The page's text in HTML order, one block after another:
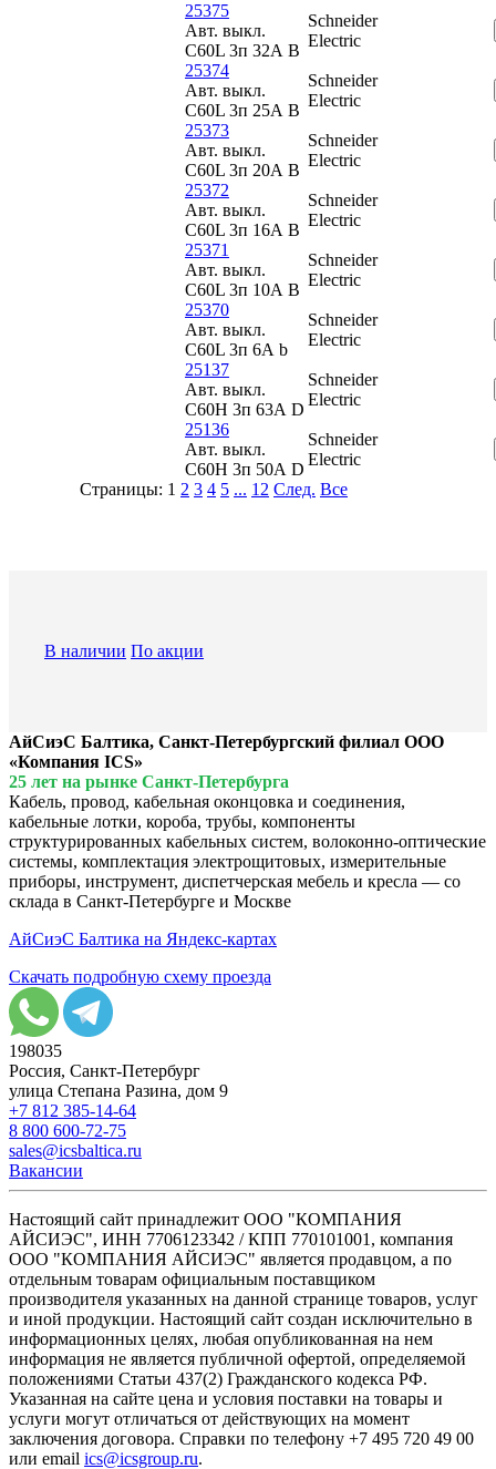
25375
Авт. выкл.
C60L 3п 32А B
Schneider
Electric
25374
Авт. выкл.
C60L 3п 25А B
Schneider
Electric
25373
Авт. выкл.
C60L 3п 20А B
Schneider
Electric
25372
Авт. выкл.
C60L 3п 16А B
Schneider
Electric
25371
Авт. выкл.
C60L 3п 10А B
Schneider
Electric
25370
Авт. выкл.
C60L 3п 6А b
Schneider
Electric
25137
Авт. выкл.
C60H 3п 63А D
Schneider
Electric
25136
Авт. выкл.
C60H 3п 50А D
Schneider
Electric
Страницы: 1 2 3 4 5 ... 12 След. Все
В наличии По акции
АйСиэС Балтика, Санкт-Петербургский филиал ООО
«Компания ICS»
25 лет на рынке Санкт-Петербурга
Кабель, провод, кабельная оконцовка и соединения,
кабельные лотки, короба, трубы, компоненты
структурированных кабельных систем, волоконно-оптические
системы, комплектация электрощитовых, измерительные
приборы, инструмент, диспетчерская мебель и кресла — со
склада в Санкт-Петербурге и Москве
АйСиэС Балтика на Яндекс-картах
Скачать подробную схему проезда
198035
Россия, Санкт-Петербург
улица Степана Разина, дом 9
+7 812 385-14-64
8 800 600-72-75
sales@icsbaltica.ru
Вакансии
Настоящий сайт принадлежит ООО "КОМПАНИЯ
АЙСИЭС", ИНН 7706123342 / КПП 770101001, компания
ООО "КОМПАНИЯ АЙСИЭС" является продавцом, а по
отдельным товарам официальным поставщиком
производителя указанных на данной странице товаров, услуг
и иной продукции. Настоящий сайт создан исключительно в
информационных целях, любая опубликованная на нем
информация не является публичной офертой, определяемой
положениями Статьи 437(2) Гражданского кодекса РФ.
Указанная на сайте цена и условия поставки на товары и
услуги могут отличаться от действующих на момент
заключения договора. Справки по телефону +7 495 720 49 00
или email ics@icsgroup.ru.